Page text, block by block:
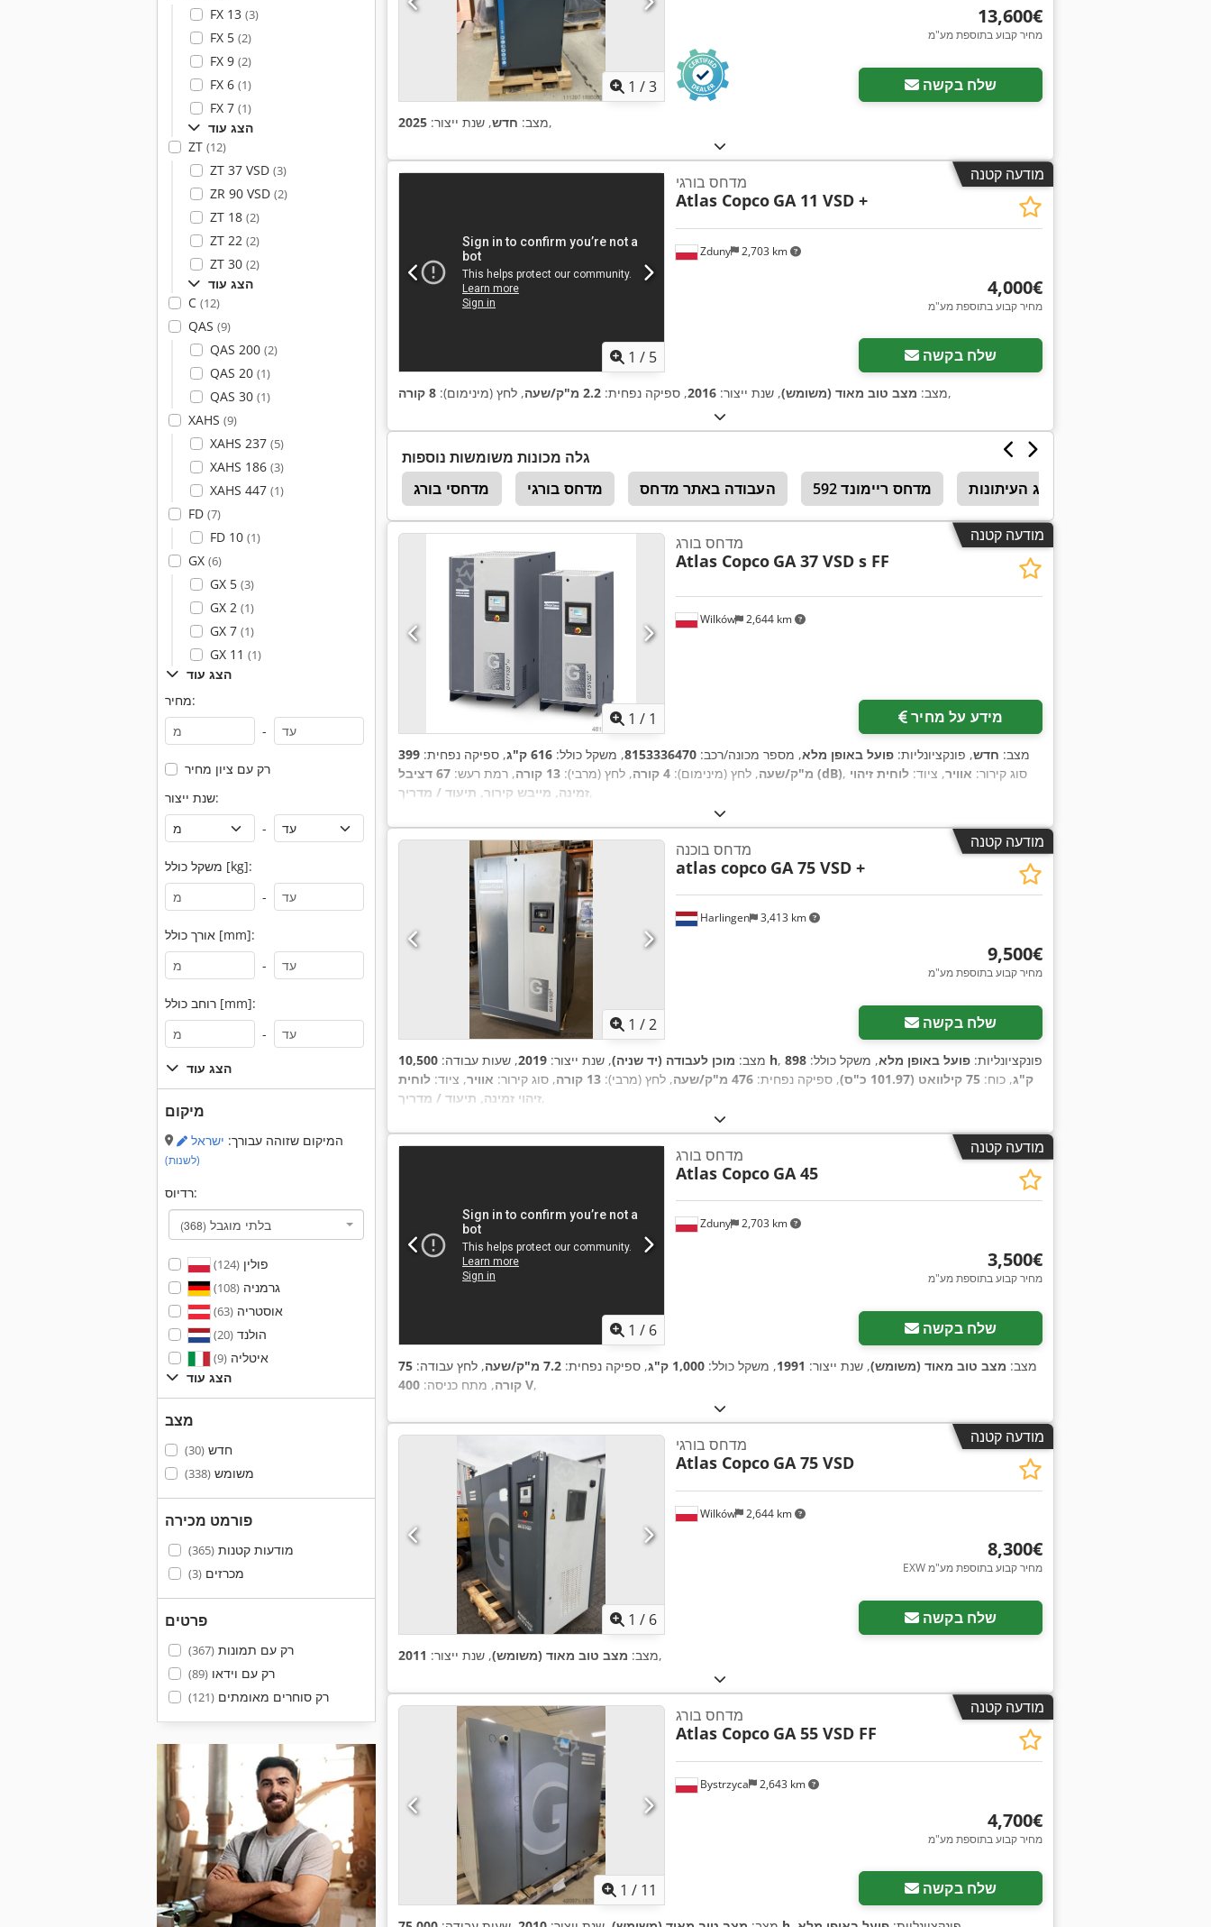
FX 13 (3)
FX 5 (2)
FX 9 (2)
FX 6 (1)
FX 7 (1)
הצג עוד
ZT (12)
ZT 37 VSD (3)
ZR 90 VSD (2)
ZT 18 (2)
ZT 22 (2)
ZT 30 (2)
הצג עוד
C (12)
QAS (9)
QAS 200 (2)
QAS 20 (1)
QAS 30 (1)
XAHS (9)
XAHS 237 (5)
XAHS 186 (3)
XAHS 447 (1)
FD (7)
FD 10 (1)
GX (6)
GX 5 (3)
GX 2 (1)
GX 7 (1)
GX 11 (1)
הצג עוד
מחיר:
-
רק עם ציון מחיר
שנת ייצור:
-
משקל כולל [kg]:
-
אורך כולל [mm]:
-
רוחב כולל [mm]:
-
הצג עוד
מיקום
המיקום שזוהה עבורך: ישראל
(לשנות)
רדיוס:
בלתי מוגבל (368)
פולין(124)
גרמניה(108)
אוסטריה(63)
הולנד(20)
איטליה(9)
הצג עוד
מצב
חדש(30)
משומש(338)
פורמט מכירה
מודעות קטנות(365)
מכרזים(3)
פרטים
רק עם תמונות(367)
רק עם וידאו(89)
רק סוחרים מאומתים(121)
1 /3
‏13,600 ‏€
מחיר קבוע בתוספת מע"מ
שלח בקשה
מצב: חדש, שנת ייצור: 2025 ,
מודעה קטנה
1 / 5
Zduny 2,703 km
מדחס בורגי
Atlas Copco GA 11 VSD +
‏4,000 ‏€
מחיר קבוע בתוספת מע"מ
שלח בקשה
מצב: מצב טוב מאוד (משומש), שנת ייצור: 2016, ספיקה נפחית: 2.2 מ"ק/שעה , לחץ (מינימום): 8 קורה ,
גלה מכונות משומשות נוספות
מדחסי בורג
מדחס בורגי העבודה באתר מדחס מדחס ריימונד 592 בורג העיתונות בוכנה מדחס בוכנה
מודעה קטנה
1 / 1
Wilków 2,644 km
מדחס בורג
Atlas Copco GA 37 VSD s FF
מידע על מחיר
מצב: חדש, פונקציונליות: פועל באופן מלא, מספר מכונה/רכב: 8153336470, משקל כולל: 616 ק"ג , ספיקה נפחית: 399
מ"ק/שעה, לחץ (מינימום): 4 קורה , לחץ (מרבי): 13 קורה , רמת רעש: 67 דציבל (dB) , סוג קירור: אוויר, ציוד: לוחית זיהוי
זמינה, מייבש קירור, תיעוד / מדריך,
מודעה קטנה
בקש תמונות נוספות
1 /2
Harlingen 3,413 km
מדחס בוכנה
atlas copco GA 75 VSD +
‏9,500 ‏€
מחיר קבוע בתוספת מע"מ
שלח בקשה
מצב: מוכן לעבודה (יד שניה), שנת ייצור: 2019, שעות עבודה: 10,500 h , פונקציונליות: פועל באופן מלא, משקל כולל: 898
ק"ג, כוח: 75 קילוואט (101.97 כ"ס) , ספיקה נפחית: 476 מ"ק/שעה , לחץ (מרבי): 13 קורה , סוג קירור: אוויר, ציוד: לוחית
זיהוי זמינה, תיעוד / מדריך,
מודעה קטנה
1 / 6
Zduny 2,703 km
מדחס בורג
Atlas Copco GA 45
‏3,500 ‏€
מחיר קבוע בתוספת מע"מ
שלח בקשה
מצב: מצב טוב מאוד (משומש), שנת ייצור: 1991, משקל כולל: 1,000 ק"ג , ספיקה נפחית: 7.2 מ"ק/שעה , לחץ עבודה: 75
קורה, מתח כניסה: 400 V,
מודעה קטנה
1 / 6
Wilków 2,644 km
מדחס בורגי
Atlas Copco GA 75 VSD
‏8,300 ‏€
EXW מחיר קבוע בתוספת מע"מ
שלח בקשה
מצב: מצב טוב מאוד (משומש), שנת ייצור: 2011 ,
מודעה קטנה
1 / 11
Bystrzyca 2,643 km
מדחס בורג
Atlas Copco GA 55 VSD FF
‏4,700 ‏€
מחיר קבוע בתוספת מע"מ
שלח בקשה